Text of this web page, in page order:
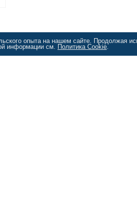
опыта на нашем сайте. Продолжая
информации см. Политика Cookie.